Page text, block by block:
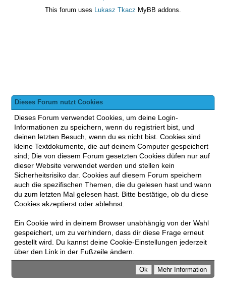
Dieses Forum nutzt Cookies
Dieses Forum verwendet Cookies, um deine Login-
Informationen zu speichern, wenn du registriert bist, und
deinen letzten Besuch, wenn du es nicht bist. Cookies sind
kleine Textdokumente, die auf deinem Computer gespeichert
sind; Die von diesem Forum gesetzten Cookies düfen nur auf
dieser Website verwendet werden und stellen kein
Sicherheitsrisiko dar. Cookies auf diesem Forum speichern
auch die spezifischen Themen, die du gelesen hast und wann
du zum letzten Mal gelesen hast. Bitte bestätige, ob du diese
Cookies akzeptierst oder ablehnst.
Ein Cookie wird in deinem Browser unabhängig von der Wahl
gespeichert, um zu verhindern, dass dir diese Frage erneut
gestellt wird. Du kannst deine Cookie-Einstellungen jederzeit
über den Link in der Fußzeile ändern.
This forum uses Lukasz Tkacz MyBB addons.